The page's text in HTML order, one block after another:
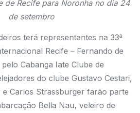
de Recife para Noronha no dia 24
de setembro
terá representantes na 33ª
Recife – Fernando de
Cabanga Iate Clube de
do clube Gustavo Cestari,
e Carlos Strassburger farão parte
Bella Nau, veleiro de